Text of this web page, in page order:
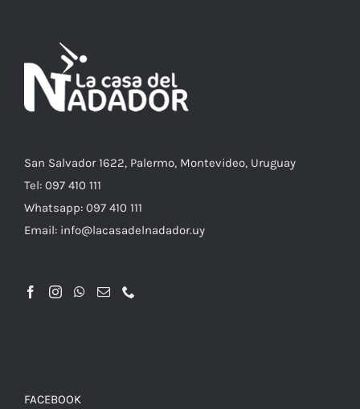
San Salvador 1622, Palermo, Montevideo, Uruguay
Tel: 097 410 111
Whatsapp: 097 410 111
Email: info@lacasadelnadador.uy
FACEBOOK